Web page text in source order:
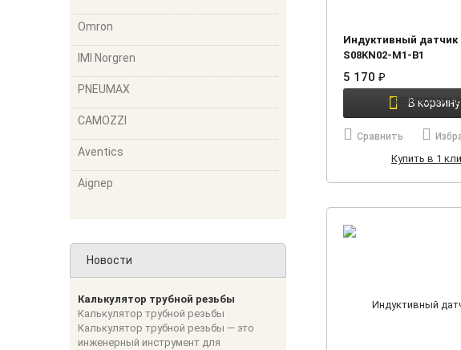
Omron
IMI Norgren
PNEUMAX
CAMOZZI
Aventics
Aignep
Новости
Калькулятор трубной резьбы
Калькулятор трубной резьбы
Калькулятор трубной резьбы — это
инженерный инструмент для
Индуктивный датчик
S08KN02-M1-B1
5 170 ₽
В корзину
Сравнить
Купить в 1